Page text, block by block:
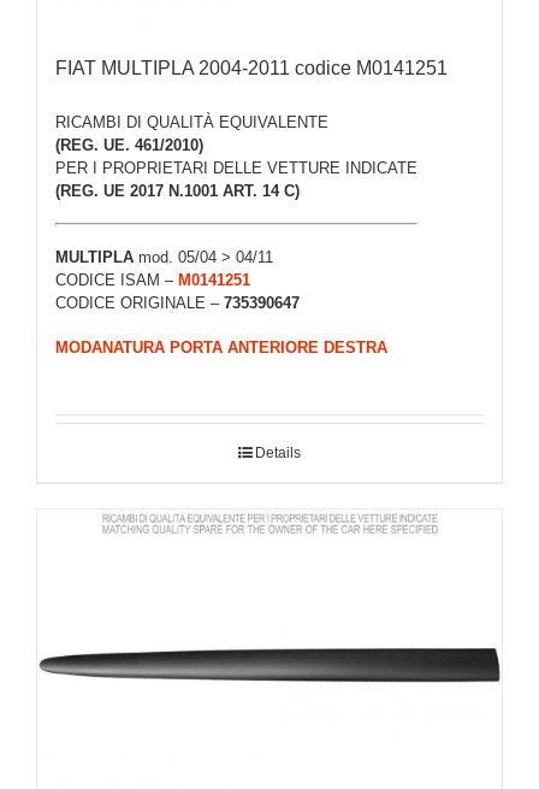
FIAT MULTIPLA 2004-2011 codice M0141251
RICAMBI DI QUALITÀ EQUIVALENTE
(REG. UE. 461/2010)
PER I PROPRIETARI DELLE VETTURE INDICATE
(REG. UE 2017 N.1001 ART. 14 C)
MULTIPLA mod. 05/04 > 04/11
CODICE ISAM – M0141251
CODICE ORIGINALE – 735390647
MODANATURA PORTA ANTERIORE DESTRA
Details